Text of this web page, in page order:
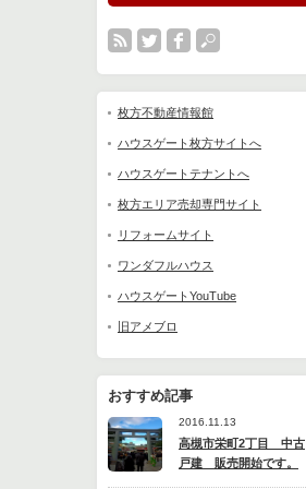
枚方不動産情報館
ハウスゲート枚方サイトへ
ハウスゲートテナントへ
枚方エリア売却専門サイト
リフォームサイト
ワンダフルハウス
ハウスゲートYouTube
旧アメブロ
おすすめ記事
2016.11.13
高槻市栄町2丁目 中古
戸建 販売開始です。